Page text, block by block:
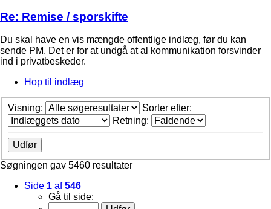
Re: Remise / sporskifte
Du skal have en vis mængde offentlige indlæg, før du kan
sende PM. Det er for at undgå at al kommunikation forsvinder
ind i privatbeskeder.
Hop til indlæg
Visning:
Sorter efter:
Retning:
Søgningen gav 5460 resultater
Side 1 af546
Gå til side: